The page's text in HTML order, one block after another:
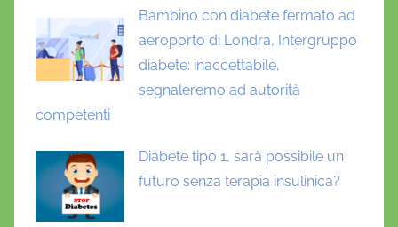
Bambino con diabete fermato ad
aeroporto di Londra, Intergruppo
diabete: inaccettabile,
segnaleremo ad autorità
competenti
Diabete tipo 1, sarà possibile un
futuro senza terapia insulinica?